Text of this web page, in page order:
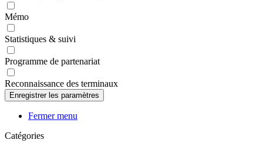
Mémo
Statistiques & suivi
Programme de partenariat
Reconnaissance des terminaux
Fermer menu
Catégories